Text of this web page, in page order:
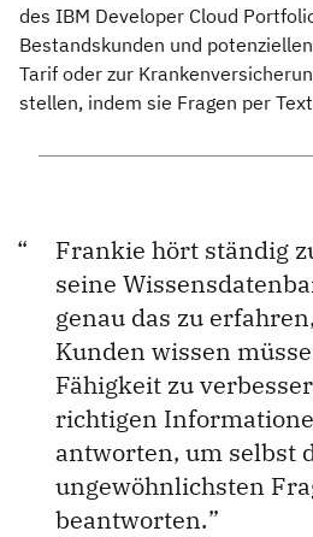
des IBM Developer Cloud
Bestandskunden und
Tarif oder zur
stellen, indem sie Fragen per
Frankie hört ständig
seine
genau das zu
Kunden wissen
Fähigkeit zu
richtigen
antworten, um selbst
ungewöhnlichsten
beantworten.